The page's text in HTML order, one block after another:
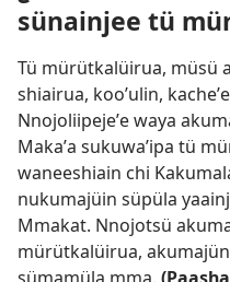
sünainjee tü
Tü mürütkalüirua, müsü
shiairua, kooʼulin,
Nnojoliipejeʼe waya
Makaʼa sukuwaʼipa tü
waneeshiain chi
nukumajüin süpüla
Mmakat. Nnojotsü
mürütkalüirua,